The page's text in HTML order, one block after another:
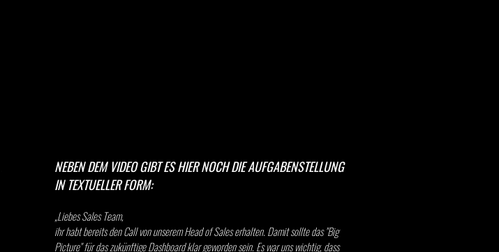
NEBEN DEM VIDEO GIBT ES HIER NOCH DIE AUFGABENSTELLUNG
IN TEXTUELLER FORM:
„Liebes Sales Team,
ihr habt bereits den Call von unserem Head of Sales erhalten. Damit sollte das "Big
Picture" für das zukünftige Dashboard klar geworden sein. Es war uns wichtig, dass